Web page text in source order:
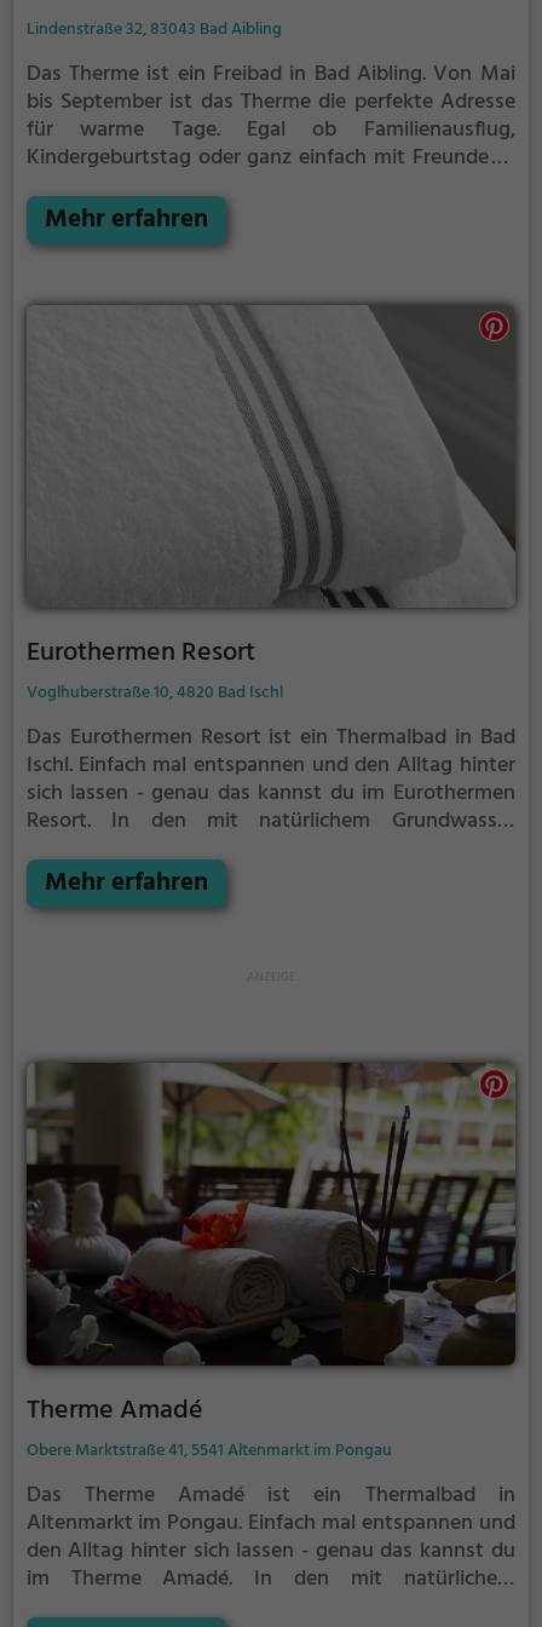
Lindenstraße 32, 83043 Bad Aibling
Das Therme ist ein Freibad in Bad Aibling. Von Mai
bis September ist das Therme die perfekte Adresse
für warme Tage. Egal ob Familienausflug,
Kindergeburtstag oder ganz einfach mit Freunden -
Wetter kann die Freibadsaison im Therme auch
verlängert werden. Informationen hierzu findest du
Mehr erfahren
Eurothermen Resort
Voglhuberstraße 10, 4820 Bad Ischl
Das Eurothermen Resort ist ein Thermalbad in Bad
Ischl. Einfach mal entspannen und den Alltag hinter
sich lassen - genau das kannst du im Eurothermen
Resort. In den mit natürlichem Grundwasser
Beleuchtung erholen und deine Akkus wieder
aufladen. Besonders gut: das Thermalwasser regt
Mehr erfahren
Therme Amadé
Obere Marktstraße 41, 5541 Altenmarkt im Pongau
Das Therme Amadé ist ein Thermalbad in
Altenmarkt im Pongau. Einfach mal entspannen und
den Alltag hinter sich lassen - genau das kannst du
im Therme Amadé. In den mit natürlichem